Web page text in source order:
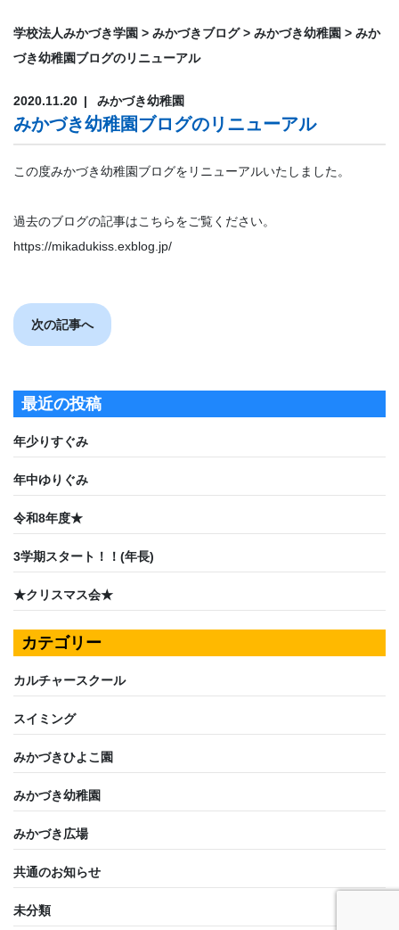
学校法人みかづき学園 > みかづきブログ> みかづき幼稚園 > みか
づき幼稚園ブログのリニューアル
2020.11.20 みかづき幼稚園
みかづき幼稚園ブログのリニューアル
この度みかづき幼稚園ブログをリニューアルいたしました。
過去のブログの記事はこちらをご覧ください。
https://mikadukiss.exblog.jp/
次の記事へ
最近の投稿
年少りすぐみ
年中ゆりぐみ
令和8年度★
3学期スタート！！(年長)
★クリスマス会★
カテゴリー
カルチャースクール
スイミング
みかづきひよこ園
みかづき幼稚園
みかづき広場
共通のお知らせ
未分類